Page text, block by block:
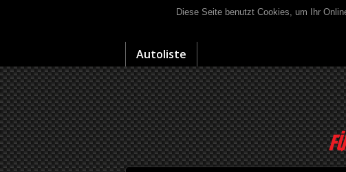
Diese Seite benutzt Cookies, um Ihr
Autoliste